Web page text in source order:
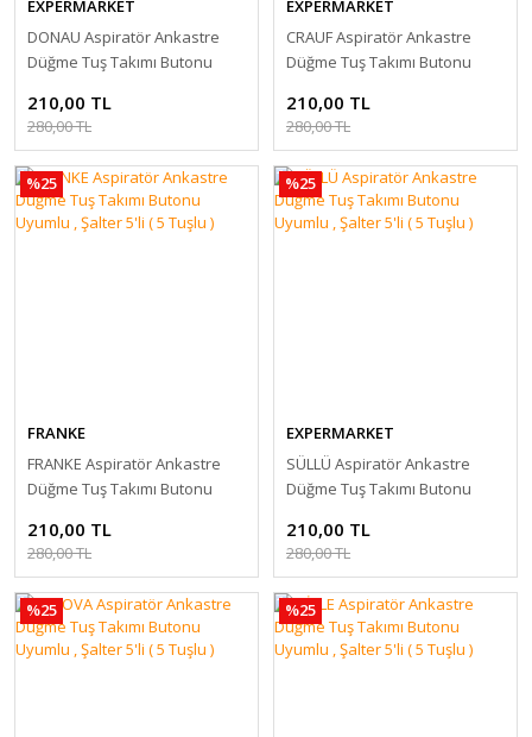
EXPERMARKET
DONAU Aspiratör Ankastre
Düğme Tuş Takımı Butonu
210,00 TL
280,00 TL
EXPERMARKET
CRAUF Aspiratör Ankastre
Düğme Tuş Takımı Butonu
210,00 TL
280,00 TL
%25
FRANKE
FRANKE Aspiratör Ankastre
Düğme Tuş Takımı Butonu
210,00 TL
280,00 TL
%25
EXPERMARKET
SÜLLÜ Aspiratör Ankastre
Düğme Tuş Takımı Butonu
210,00 TL
280,00 TL
%25 %25